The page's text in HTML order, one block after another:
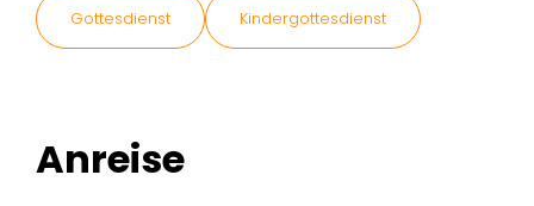
Gottesdienst Kindergottesdienst
Anreise